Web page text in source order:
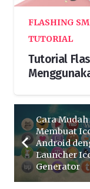
FLASHING
TUTORIAL
Tutorial
Cara Mudah
Membuat
Android
Launcher
Generator